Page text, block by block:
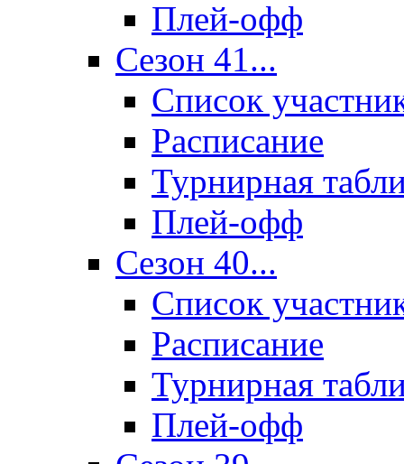
Плей-офф
Сезон 41...
Список
Расписание
Турнирная
Плей-офф
Сезон 40...
Список
Расписание
Турнирная
Плей-офф